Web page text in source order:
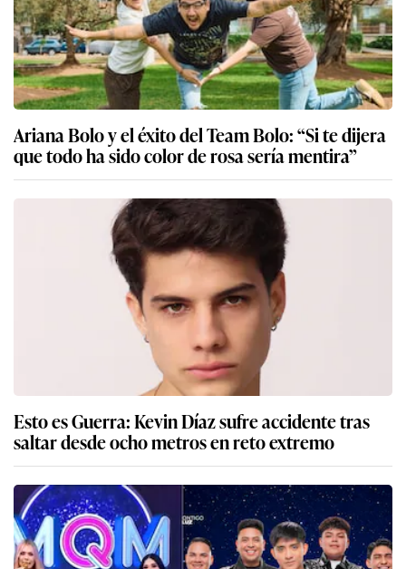
Ariana Bolo y el éxito del Team Bolo: “Si te dijera
que todo ha sido color de rosa sería mentira”
Esto es Guerra: Kevin Díaz sufre accidente tras
saltar desde ocho metros en reto extremo